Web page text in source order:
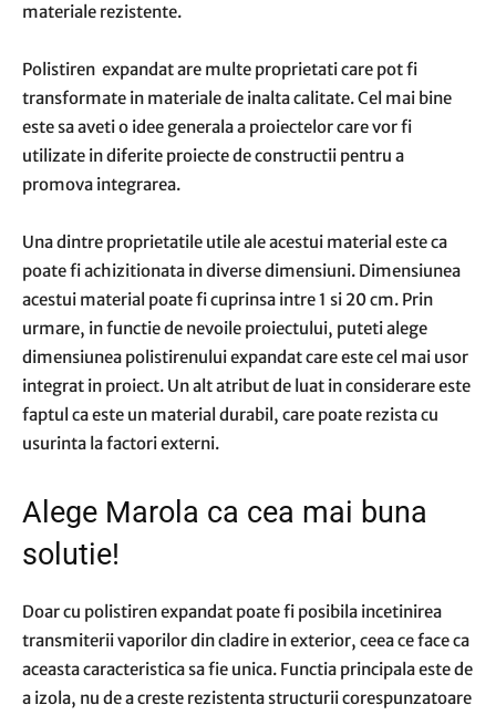
materiale rezistente.
Polistiren expandat are multe proprietati care pot fi
transformate in materiale de inalta calitate. Cel mai bine
este sa aveti o idee generala a proiectelor care vor fi
utilizate in diferite proiecte de constructii pentru a
promova integrarea.
Una dintre proprietatile utile ale acestui material este ca
poate fi achizitionata in diverse dimensiuni. Dimensiunea
acestui material poate fi cuprinsa intre 1 si 20 cm. Prin
urmare, in functie de nevoile proiectului, puteti alege
dimensiunea polistirenului expandat care este cel mai usor
integrat in proiect. Un alt atribut de luat in considerare este
faptul ca este un material durabil, care poate rezista cu
usurinta la factori externi.
Alege Marola ca cea mai buna
solutie!
Doar cu polistiren expandat poate fi posibila incetinirea
transmiterii vaporilor din cladire in exterior, ceea ce face ca
aceasta caracteristica sa fie unica. Functia principala este de
a izola, nu de a creste rezistenta structurii corespunzatoare